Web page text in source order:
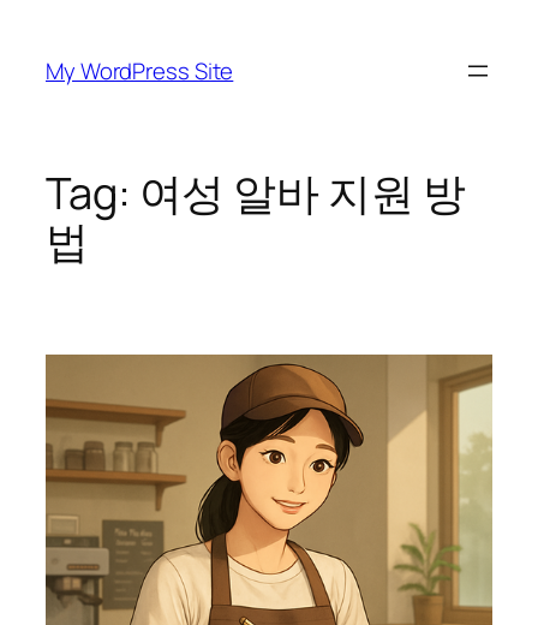
content
My WordPress Site
Tag: 여성 알바 지원 방
법